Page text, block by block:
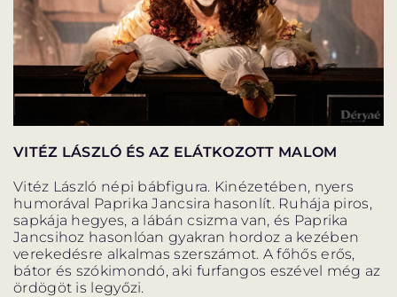
VITÉZ LÁSZLÓ ÉS AZ ELÁTKOZOTT MALOM
Vitéz László népi bábfigura. Kinézetében, nyers
humorával Paprika Jancsira hasonlít. Ruhája piros,
sapkája hegyes, a lábán csizma van, és Paprika
Jancsihoz hasonlóan gyakran hordoz a kezében
verekedésre alkalmas szerszámot. A főhős erős,
bátor és szókimondó, aki furfangos eszével még az
ördögöt is legyőzi.